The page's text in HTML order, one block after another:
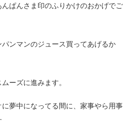
ぱんさま印のふりかけのおかげでご
パンマンのジュース買ってあげるか
ーズに進みます。
夢中になってる間に、家事やら用事